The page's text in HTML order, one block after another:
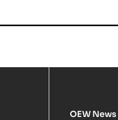
OEW News